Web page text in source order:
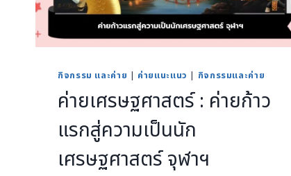
กิจกรรม และค่าย | ค่ายแนะแนว | กิจกรรมและค่าย
ค่ายเศรษฐศาสตร์ : ค่ายก้าว
แรกสู่ความเป็นนัก
เศรษฐศาสตร์ จุฬาฯ